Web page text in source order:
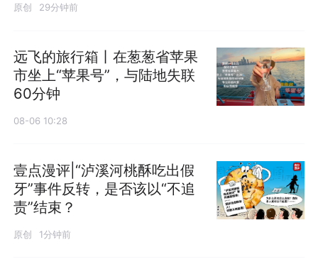
原创 29分钟前
远飞的旅行箱丨在葱葱省苹果
市坐上“苹果号”，与陆地失联
60分钟
08-06 10:28
壹点漫评|“泸溪河桃酥吃出假
牙”事件反转，是否该以“不追
责”结束？
原创 1分钟前